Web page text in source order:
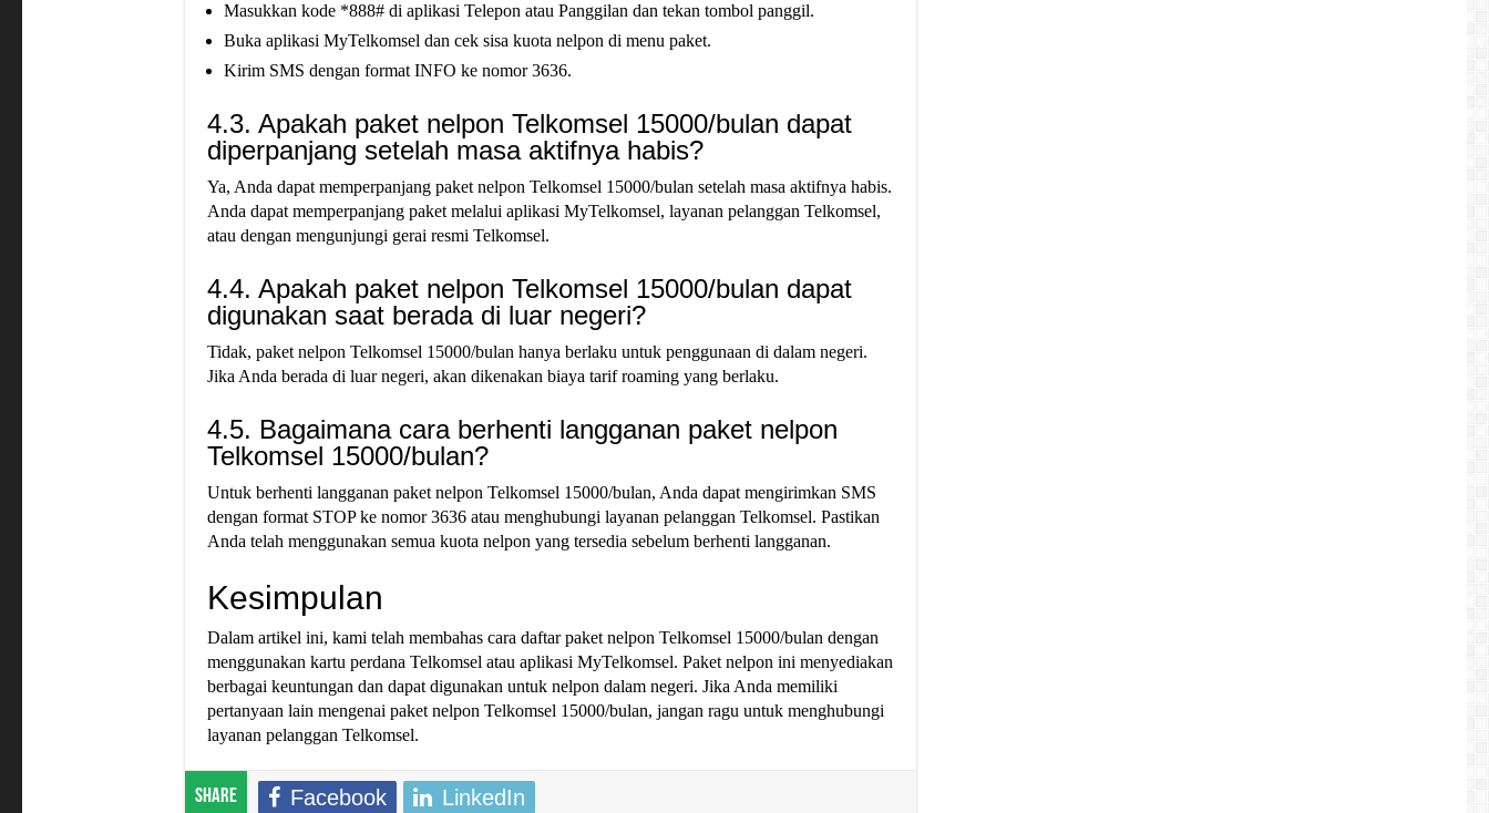
Masukkan kode *888# di aplikasi Telepon atau Panggilan dan tekan tombol panggil.
Buka aplikasi MyTelkomsel dan cek sisa kuota nelpon di menu paket.
Kirim SMS dengan format INFO ke nomor 3636.
4.3. Apakah paket nelpon Telkomsel 15000/bulan dapat
diperpanjang setelah masa aktifnya habis?
Ya, Anda dapat memperpanjang paket nelpon Telkomsel 15000/bulan setelah masa aktifnya habis.
Anda dapat memperpanjang paket melalui aplikasi MyTelkomsel, layanan pelanggan Telkomsel,
atau dengan mengunjungi gerai resmi Telkomsel.
4.4. Apakah paket nelpon Telkomsel 15000/bulan dapat
digunakan saat berada di luar negeri?
Tidak, paket nelpon Telkomsel 15000/bulan hanya berlaku untuk penggunaan di dalam negeri.
Jika Anda berada di luar negeri, akan dikenakan biaya tarif roaming yang berlaku.
4.5. Bagaimana cara berhenti langganan paket nelpon
Telkomsel 15000/bulan?
Untuk berhenti langganan paket nelpon Telkomsel 15000/bulan, Anda dapat mengirimkan SMS
dengan format STOP ke nomor 3636 atau menghubungi layanan pelanggan Telkomsel. Pastikan
Anda telah menggunakan semua kuota nelpon yang tersedia sebelum berhenti langganan.
Kesimpulan
Dalam artikel ini, kami telah membahas cara daftar paket nelpon Telkomsel 15000/bulan dengan
menggunakan kartu perdana Telkomsel atau aplikasi MyTelkomsel. Paket nelpon ini menyediakan
berbagai keuntungan dan dapat digunakan untuk nelpon dalam negeri. Jika Anda memiliki
pertanyaan lain mengenai paket nelpon Telkomsel 15000/bulan, jangan ragu untuk menghubungi
layanan pelanggan Telkomsel.
Share Facebook LinkedIn